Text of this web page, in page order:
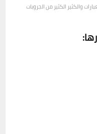
والكثير الكثير من الجروبات